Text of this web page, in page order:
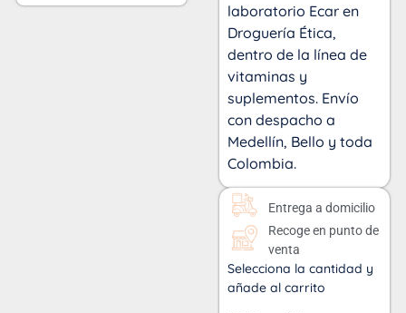
laboratorio Ecar en
Droguería Ética,
dentro de la línea de
vitaminas y
suplementos. Envío
con despacho a
Medellín, Bello y toda
Colombia.
Entrega a domicilio
Recoge en punto de
venta
Selecciona la cantidad y
añade al carrito